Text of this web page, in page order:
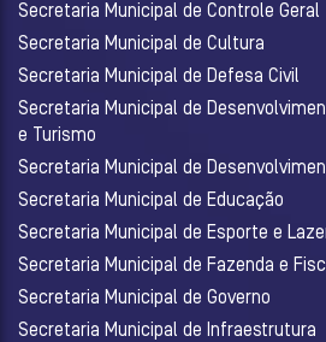
Secretaria Municipal de Controle Geral
Secretaria Municipal de Cultura
Secretaria Municipal de Defesa Civil
Secretaria Municipal de
e Turismo
Secretaria Municipal de
Secretaria Municipal de Educação
Secretaria Municipal de Esporte e
Secretaria Municipal de Fazenda e
Secretaria Municipal de Governo
Secretaria Municipal de Infraestrutura